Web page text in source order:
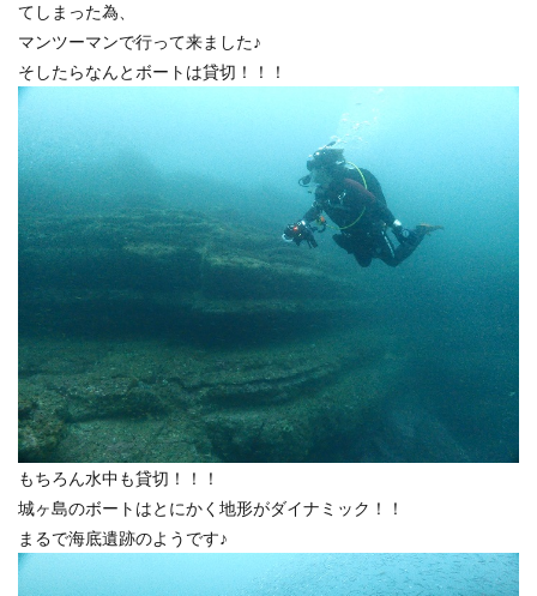
てしまった為、
マンツーマンで行って来ました♪
そしたらなんとボートは貸切！！！
もちろん水中も貸切！！！
城ヶ島のボートはとにかく地形がダイナミック！！
まるで海底遺跡のようです♪